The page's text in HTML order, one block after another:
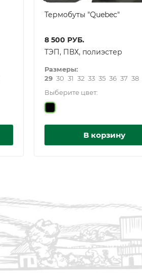
Термобуты "Quebec"
8 500 РУБ.
ТЭП, ПВХ, полиэстер
Размеры:
29 30 31 32 33 35 36 37 38
Выберите цвет:
В корзину